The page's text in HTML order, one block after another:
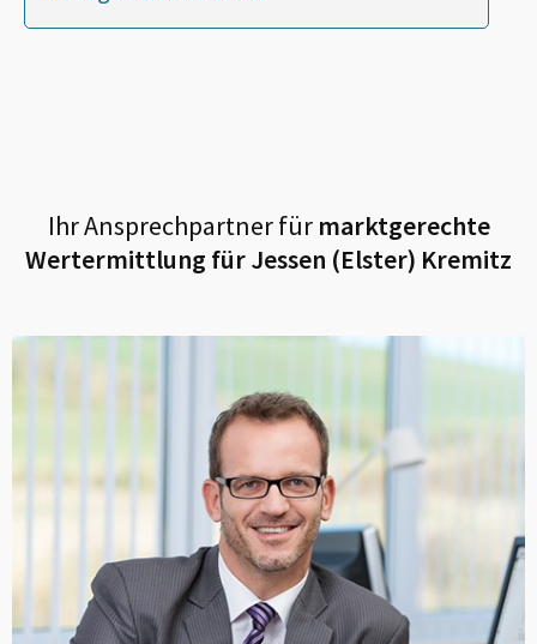
Ihr Ansprechpartner fürmarktgerechte
Wertermittlung fürJessen (Elster) Kremitz